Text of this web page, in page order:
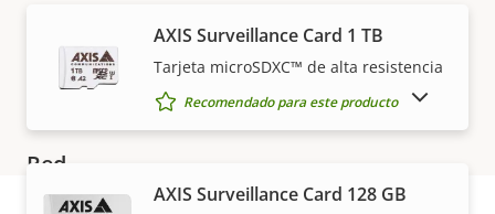
propiedad
Valor de
la
Compatibilidad de audio
Micrófono integrado
Red
AXIS Surveillance Card 1 TB
Tarjeta microSDXC™ de alta resistencia
Recomendado para este producto
AXIS Surveillance Card 128 GB
MOSTRAR PRODUCTOS DESCATALOGADOS